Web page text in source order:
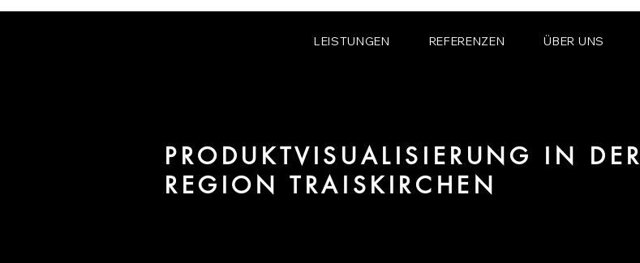
LEISTUNGEN REFERENZEN ÜBER UNS
PRODUKTVISUALISIERUNG IN DER
REGION TRAISKIRCHEN